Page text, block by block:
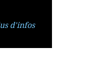
d'infos